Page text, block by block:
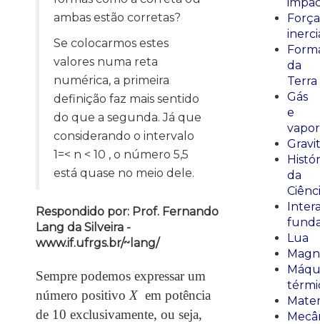
ambas estão corretas?
Se colocarmos estes
valores numa reta
numérica, a primeira
definição faz mais sentido
do que a segunda. Já que
considerando o intervalo
1=< n < 10 , o número 5,5
está quase no meio dele.
Respondido por: Prof. Fernando
Lang da Silveira -
www.if.ufrgs.br/~lang/
Sempre podemos expressar um
número positivo X em potência
de 10 exclusivamente, ou seja,
da
Terra
Gás
e
vapor
da
Lua